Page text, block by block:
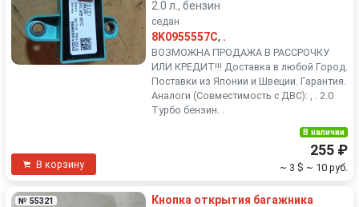
2.0 л., бензин
седан
8K0955557C, .
ВОЗМОЖНА ПРОДАЖА В РАССРОЧКУ
ИЛИ КРЕДИТ!!! Доставка в любой Город.
Поставки из Японии и Швеции. Гарантия.
Аналоги (Совместимость с ДВС): , . 2.0
Турбо бензин. .
В корзину
В наличии
255 ₽
~ 3 $ ~ 10 руб.
№ 55321
Кнопка открытия багажника